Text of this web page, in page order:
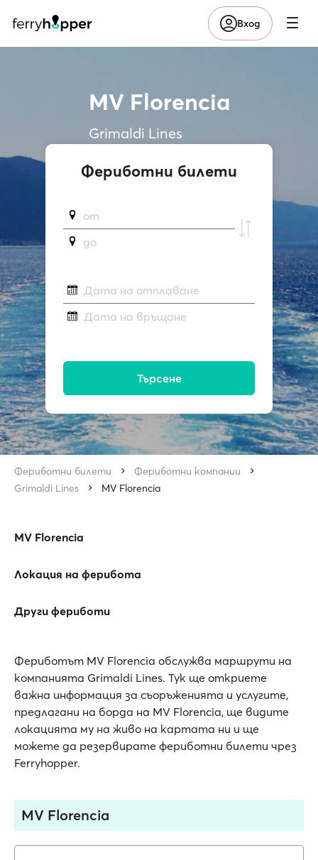
Вход
MV Florencia
Grimaldi Lines
Фериботни билети
от
до
Дата на отплаване
Дата на връщане
Търсене
Фериботни билети
Фериботни компании
Grimaldi Lines
MV Florencia
MV Florencia
Локация на ферибота
Други фериботи
Фериботът MV Florencia обслужва маршрути на
компанията Grimaldi Lines. Тук ще откриете
важна информация за съоръженията и услугите,
предлагани на борда на MV Florencia, ще видите
локацията му на живо на картата ни и ще
можете да резервирате фериботни билети чрез
Ferryhopper.
MV Florencia